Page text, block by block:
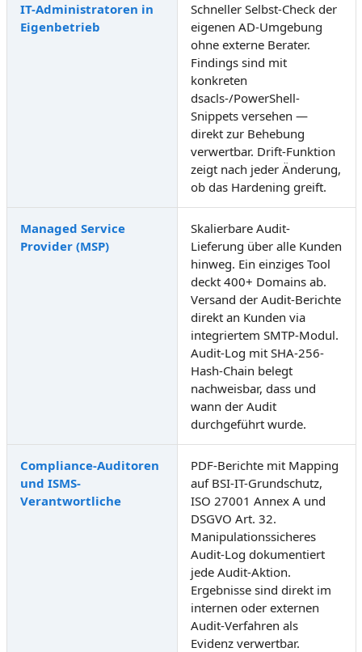
IT-Administratoren in
Eigenbetrieb
Schneller Selbst-Check der
eigenen AD-Umgebung
ohne externe Berater.
Findings sind mit
konkreten
dsacls-/PowerShell-
Snippets versehen —
direkt zur Behebung
verwertbar. Drift-Funktion
zeigt nach jeder Änderung,
ob das Hardening greift.
Managed Service
Provider (MSP)
Skalierbare Audit-
Lieferung über alle Kunden
hinweg. Ein einziges Tool
deckt 400+ Domains ab.
Versand der Audit-Berichte
direkt an Kunden via
integriertem SMTP-Modul.
Audit-Log mit SHA-256-
Hash-Chain belegt
nachweisbar, dass und
wann der Audit
durchgeführt wurde.
Compliance-Auditoren
und ISMS-
Verantwortliche
PDF-Berichte mit Mapping
auf BSI-IT-Grundschutz,
ISO 27001 Annex A und
DSGVO Art. 32.
Manipulationssicheres
Audit-Log dokumentiert
jede Audit-Aktion.
Ergebnisse sind direkt im
internen oder externen
Audit-Verfahren als
Evidenz verwertbar.